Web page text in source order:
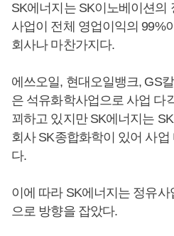
SK에너지는 SK이노베이션의
사업이 전체 영업이익의 99%
회사나 마찬가지다.
에쓰오일, 현대오일뱅크, GS
은 석유화학사업으로 사업 다
꾀하고 있지만 SK에너지는
회사 SK종합화학이 있어 사
다.
이에 따라 SK에너지는 정유
으로 방향을 잡았다.